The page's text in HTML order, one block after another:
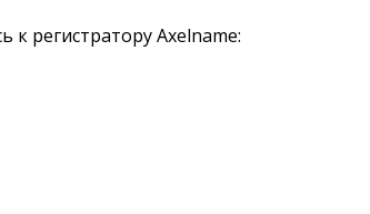
регистратору Axelname: